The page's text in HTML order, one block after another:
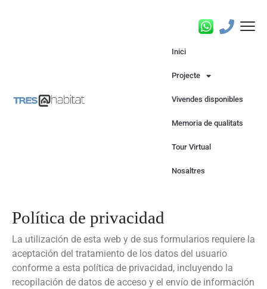
Inici
Projecte
Vivendes disponibles
Memoria de qualitats
Tour Virtual
Nosaltres
Política de privacidad
La utilización de esta web y de sus formularios requiere la
aceptación del tratamiento de los datos del usuario
conforme a esta política de privacidad, incluyendo la
recopilación de datos de acceso y el envío de información